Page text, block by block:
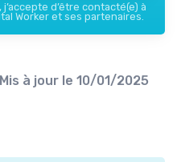
d’être contacté(e) à
Worker et ses partenaires.
à jour le 10/01/2025